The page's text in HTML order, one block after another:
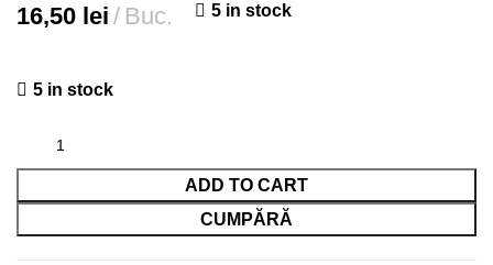
16,50 lei Buc. 5 in stock
5 in stock
ADD TO CART
CUMPĂRĂ